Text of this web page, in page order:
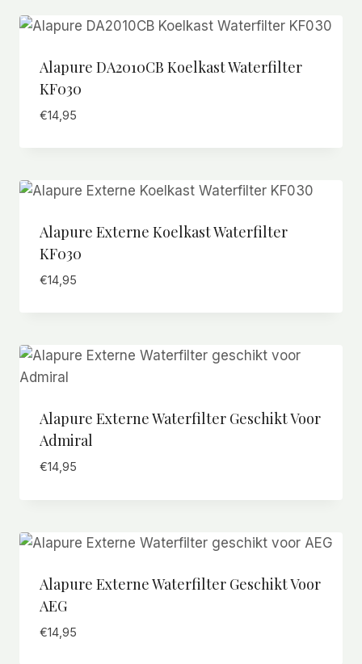
Alapure DA2010CB Koelkast Waterfilter
KF030
€14,95
Alapure Externe Koelkast Waterfilter
KF030
€14,95
Alapure Externe Waterfilter Geschikt Voor
Admiral
€14,95
Alapure Externe Waterfilter Geschikt Voor
AEG
€14,95